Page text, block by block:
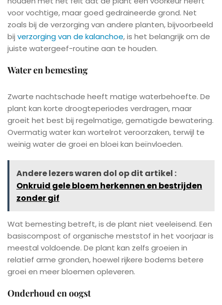
voor vochtige, maar goed gedraineerde grond. Net
zoals bij de verzorging van andere planten, bijvoorbeeld
bij verzorging van de kalanchoe, is het belangrijk om de
juiste watergeef-routine aan te houden.
Water en bemesting
Zwarte nachtschade heeft matige waterbehoefte. De
plant kan korte droogteperiodes verdragen, maar
groeit het best bij regelmatige, gematigde bewatering.
Overmatig water kan wortelrot veroorzaken, terwijl te
weinig water de groei en bloei kan beïnvloeden.
Andere lezers waren dol op dit artikel :
Onkruid gele bloem herkennen en bestrijden
zonder gif
Wat bemesting betreft, is de plant niet veeleisend. Een
basiscompost of organische meststof in het voorjaar is
meestal voldoende. De plant kan zelfs groeien in
relatief arme gronden, hoewel rijkere bodems betere
groei en meer bloemen opleveren.
Onderhoud en oogst